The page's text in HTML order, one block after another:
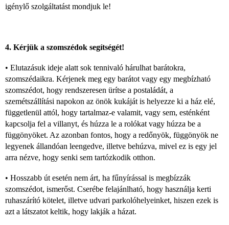
igénylő szolgáltatást mondjuk le!
4. Kérjük a szomszédok segítségét!
• Elutazásuk ideje alatt sok tennivaló hárulhat barátokra,
szomszédaikra. Kérjenek meg egy barátot vagy egy megbízható
szomszédot, hogy rendszeresen ürítse a postaládát, a
szemétszállítási napokon az önök kukáját is helyezze ki a ház elé,
függetlenül attól, hogy tartalmaz-e valamit, vagy sem, esténként
kapcsolja fel a villanyt, és húzza le a rolókat vagy húzza be a
függönyöket. Az azonban fontos, hogy a redőnyök, függönyök ne
legyenek állandóan leengedve, illetve behúzva, mivel ez is egy jel
arra nézve, hogy senki sem tartózkodik otthon.
• Hosszabb út esetén nem árt, ha fűnyírással is megbízzák
szomszédot, ismerőst. Cserébe felajánlható, hogy használja kerti
ruhaszárító kötelet, illetve udvari parkolóhelyeinket, hiszen ezek is
azt a látszatot keltik, hogy lakják a házat.